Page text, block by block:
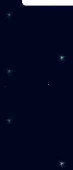
(c)